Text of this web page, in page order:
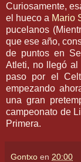
Curiosamente,
el hueco a Mario
pucelanos
que ese año,
de puntos en
Atleti, no llegó al
paso por el
empezando
una gran
campeonato de
Primera.
Gontxo en 20:00